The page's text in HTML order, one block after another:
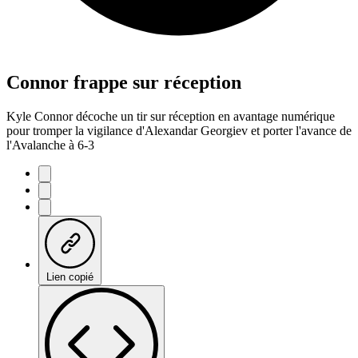
Connor frappe sur réception
Kyle Connor décoche un tir sur réception en avantage numérique
pour tromper la vigilance d'Alexandar Georgiev et porter l'avance de
l'Avalanche à 6-3
Lien copié